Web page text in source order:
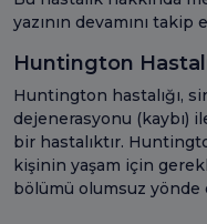
yazının devamını takip
Huntington
Huntington hastalığı,
dejenerasyonu (kaybı)
bir hastalıktır.
kişinin yaşam için
bölümü olumsuz yönde